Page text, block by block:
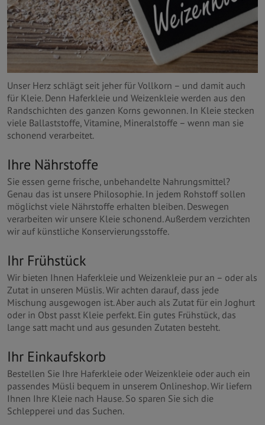
Unser Herz schlägt seit jeher für Vollkorn – und damit auch
für Kleie. Denn Haferkleie und Weizenkleie werden aus den
Randschichten des ganzen Korns gewonnen. In Kleie stecken
viele Ballaststoffe, Vitamine, Mineralstoffe – wenn man sie
schonend verarbeitet.
Ihre Nährstoffe
Sie essen gerne frische, unbehandelte Nahrungsmittel?
Genau das ist unsere Philosophie. In jedem Rohstoff sollen
möglichst viele Nährstoffe erhalten bleiben. Deswegen
verarbeiten wir unsere Kleie schonend. Außerdem verzichten
wir auf künstliche Konservierungsstoffe.
Ihr Frühstück
Wir bieten Ihnen Haferkleie und Weizenkleie pur an – oder als
Zutat in unseren Müslis. Wir achten darauf, dass jede
Mischung ausgewogen ist. Aber auch als Zutat für ein Joghurt
oder in Obst passt Kleie perfekt. Ein gutes Frühstück, das
lange satt macht und aus gesunden Zutaten besteht.
Ihr Einkaufskorb
Bestellen Sie Ihre Haferkleie oder Weizenkleie oder auch ein
passendes Müsli bequem in unserem Onlineshop. Wir liefern
Ihnen Ihre Kleie nach Hause. So sparen Sie sich die
Schlepperei und das Suchen.